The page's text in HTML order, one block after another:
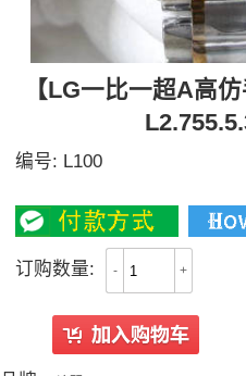
【LG一比一超A高
编号: L100
订购数量: - +